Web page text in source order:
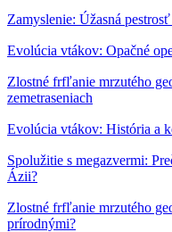
Zamyslenie: Úžasná
Evolúcia vtákov: Opačné
Zlostné frfľanie mrzutého
zemetraseniach
Evolúcia vtákov: História a
Spolužitie s megazvermi:
Ázii?
Zlostné frfľanie mrzutého
prírodnými?